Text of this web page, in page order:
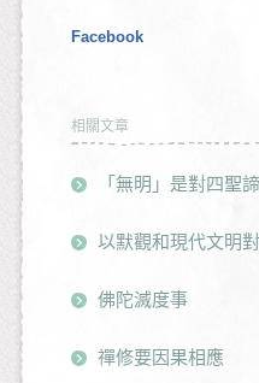
Facebook
相關文章
「無明」是對四聖
以默觀和現代文明
佛陀滅度事
禪修要因果相應